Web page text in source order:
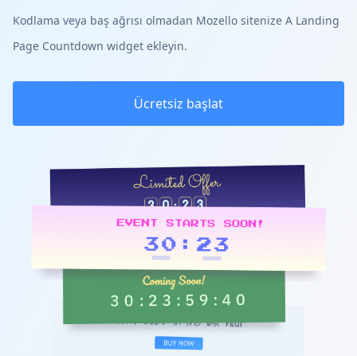
Kodlama veya baş ağrısı olmadan Mozello sitenize A Landing
Page Countdown widget ekleyin.
Ücretsiz başlat